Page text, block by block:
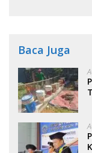
Baca Juga